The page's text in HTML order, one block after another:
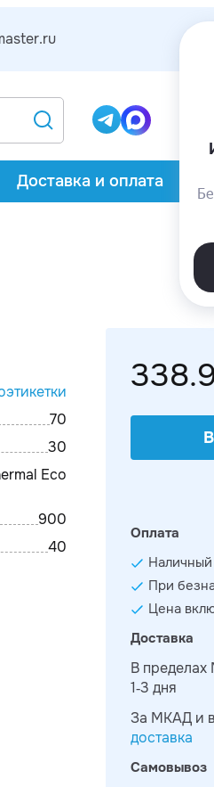
Доставка и оплата
70
30
Eco
900
40
Оплата
При
Цена
Доставка
В
1-3 дня
За МКАД и
доставка
Самовывоз